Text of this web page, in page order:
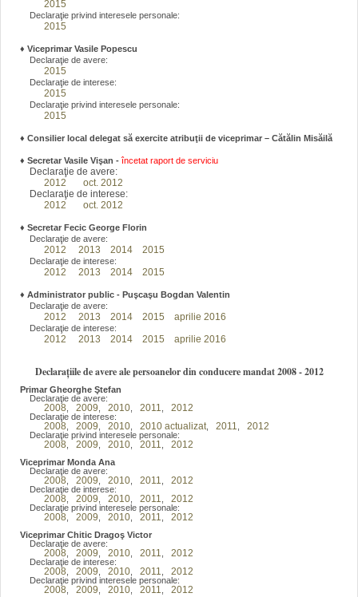
2015
Declaraţie privind interesele personale:
2015
♦ Viceprimar Vasile Popescu
Declaraţie de avere:
2015
Declaraţie de interese:
2015
Declaraţie privind interesele personale:
2015
♦ Consilier local delegat să exercite atribuţii de viceprimar – Cătălin Misăilă
♦ Secretar Vasile Vişan - încetat raport de serviciu
Declaraţie de avere:
2012
oct. 2012
Declaraţie de interese:
2012
oct. 2012
♦ Secretar Fecic George Florin
Declaraţie de avere:
2012 2013 2014 2015
Declaraţie de interese:
2012 2013 2014 2015
♦ Administrator public - Puşcaşu Bogdan Valentin
Declaraţie de avere:
2012 2013 2014 2015 aprilie 2016
Declaraţie de interese:
2012 2013 2014 2015 aprilie 2016
Declarațiile de avere ale persoanelor din conducere mandat 2008 - 2012
Primar Gheorghe Ştefan
Declaraţie de avere:
2008 2009 2010 2011 2012
Declaraţie de interese:
2008 2009 2010 2010 actualizat 2011 2012
Declaraţie privind interesele personale:
2008 2009 2010 2011 2012
Viceprimar Monda Ana
Declaraţie de avere:
2008 2009 2010 2011 2012
Declaraţie de interese:
2008 2009 2010 2011 2012
Declaraţie privind interesele personale:
2008 2009 2010 2011 2012
Viceprimar Chitic Dragoş Victor
Declaraţie de avere:
2008 2009 2010 2011 2012
Declaraţie de interese:
2008 2009 2010 2011 2012
Declaraţie privind interesele personale:
2008 2009 2010 2011 2012